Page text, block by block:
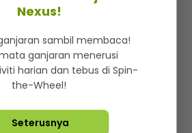
Iklan di SMG360
Syarat Dasar Privasi
Lebih hot, viral dan sensasi
©2026. Star Media Group Berhad
Nexus!
sambil membaca!
ganjaran menerusi
harian dan tebus di Spin-
the-Wheel!
Seterusnya